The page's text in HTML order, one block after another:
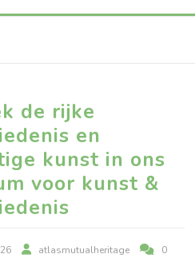
de rijke
en
kunst in ons
voor kunst &
atlasmutualheritage
0